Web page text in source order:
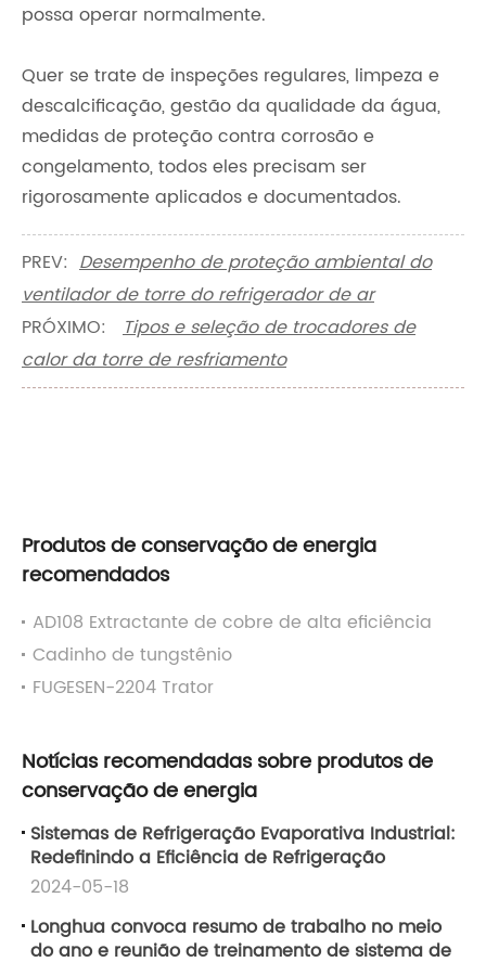
possa operar normalmente.
Quer se trate de inspeções regulares, limpeza e
descalcificação, gestão da qualidade da água,
medidas de proteção contra corrosão e
congelamento, todos eles precisam ser
rigorosamente aplicados e documentados.
PREV: Desempenho de proteção ambiental do
ventilador de torre do refrigerador de ar
PRÓXIMO: Tipos e seleção de trocadores de
calor da torre de resfriamento
Produtos de conservação de energia
recomendados
AD108 Extractante de cobre de alta eficiência
Cadinho de tungstênio
FUGESEN-2204 Trator
Notícias recomendadas sobre produtos de
conservação de energia
Sistemas de Refrigeração Evaporativa Industrial:
Redefinindo a Eficiência de Refrigeração
2024-05-18
Longhua convoca resumo de trabalho no meio
do ano e reunião de treinamento de sistema de